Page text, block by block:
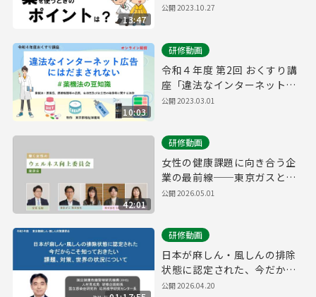
13:47
公開2023.10.27
10:03
研修動画
令和４年度 第2回 おくすり講
座「違法なインターネット広
告にはだまされない ＃薬機法
公開2023.03.01
42:01
研修動画
女性の健康課題に向き合う企
業の最前線──東京ガスと
SAKURUGが語る、社内制度
公開2026.05.01
研修動画
日本が麻しん・風しんの排除
状態に認定された、今だから
こそ知っておきたい課題、対
公開2026.04.20